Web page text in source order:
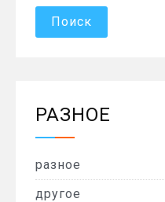
РАЗНОЕ
разное
другое